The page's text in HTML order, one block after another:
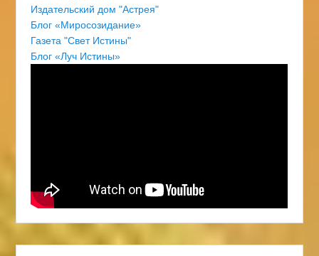
Издательский дом "Астрея"
Блог «Миросозидание»
Газета "Свет Истины"
Блог «Луч Истины»